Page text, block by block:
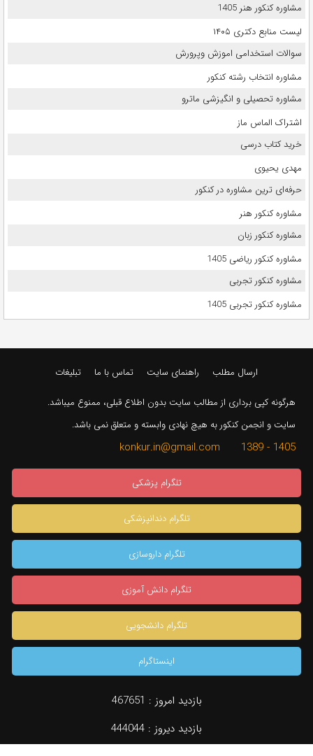
جستجو
مشاوره کنکور هنر 1405
لیست منابع دکتری ۱۴۰۵
سوالات استخدامی اموزش وپرورش
مشاوره انتخاب رشته کنکور
مشاوره تحصیلی و انگیزشی ماترو
اشتراک الماس ماز
خرید کتاب درسی
مهدی یحیوی
حرفه‌ای ترین مشاوره در کنکور
مشاوره کنکور هنر
مشاوره کنکور زبان
مشاوره کنکور ریاضی 1405
مشاوره کنکور تجربی
مشاوره کنکور تجربی 1405
ارسال مطلب راهنمای سایت تماس با ما تبلیغات
هرگونه کپی برداری از مطالب سایت بدون اطلاع قبلی، ممنوع میباشد.
سایت و انجمن کنکور به هیچ نهادی وابسته و متعلق نمی باشد.
1405 - 1389 konkur.in@gmail.com
تلگرام پزشکی
تلگرام دندانپزشکی
تلگرام داروسازی
تلگرام دانش آموزی
تلگرام دانشجویی
اینستاگرام
بازدید امروز : 467651
بازدید دیروز : 444044